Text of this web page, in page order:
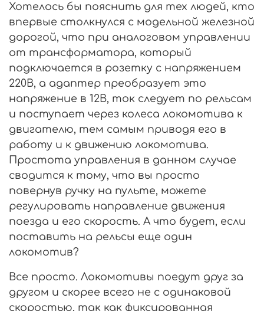
Хотелось бы пояснить для тех людей, кто
впервые столкнулся с модельной железной
дорогой, что при аналоговом управлении
от трансформатора, который
подключается в розетку с напряжением
220В, а адаптер преобразует это
напряжение в 12В, ток следует по рельсам
и поступает через колеса локомотива к
двигателю, тем самым приводя его в
работу и к движению локомотива.
Простота управления в данном случае
сводится к тому, что вы просто
повернув ручку на пульте, можете
регулировать направление движения
поезда и его скорость. А что будет, если
поставить на рельсы еще один
локомотив?
Все просто. Локомотивы поедут друг за
другом и скорее всего не с одинаковой
скоростью, так как фиксированная